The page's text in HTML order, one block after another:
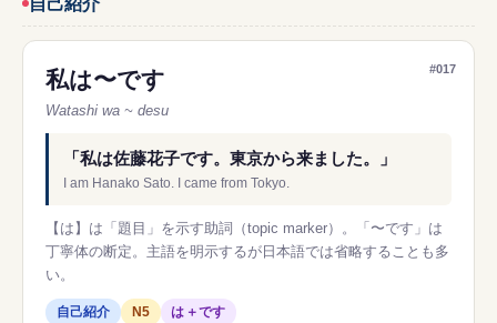
#017
私は〜です
Watashi wa ~ desu
「私は佐藤花子です。東京から来ました。」
I am Hanako Sato. I came from Tokyo.
【は】は「題目」を示す助詞（topic marker）。「〜です」は
丁寧体の断定。主語を明示するが日本語では省略することも多
い。
自己紹介 N5 は＋です